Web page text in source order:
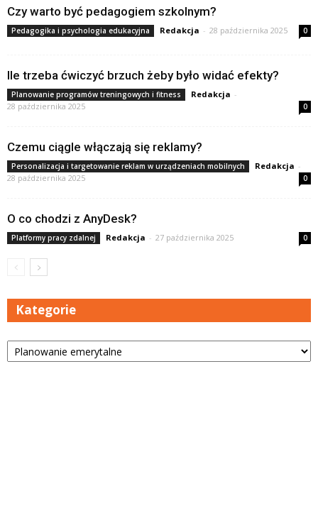
Czy warto być pedagogiem szkolnym?
Pedagogika i psychologia edukacyjna Redakcja - 28 października 2025 0
Ile trzeba ćwiczyć brzuch żeby było widać efekty?
Planowanie programów treningowych i fitness Redakcja -
28 października 2025
0
Czemu ciągle włączają się reklamy?
Personalizacja i targetowanie reklam w urządzeniach mobilnych Redakcja -
28 października 2025
0
O co chodzi z AnyDesk?
Platformy pracy zdalnej Redakcja - 27 października 2025 0
Kategorie
Kategorie